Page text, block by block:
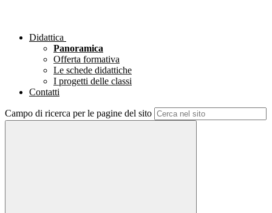
Didattica
Panoramica
Offerta formativa
Le schede didattiche
I progetti delle classi
Contatti
Campo di ricerca per le pagine del sito